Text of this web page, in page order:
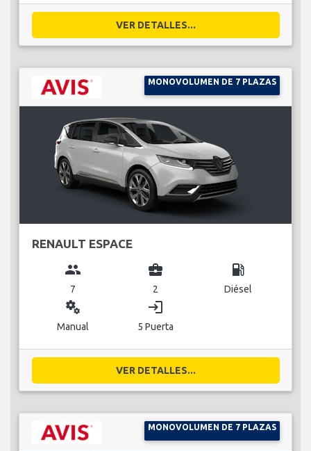
VER DETALLES...
MONOVOLUMEN DE 7 PLAZAS
RENAULT ESPACE
group
7
business_center
2
local_gas_station
Diésel
miscellaneous_services
Manual
login
5 Puerta
VER DETALLES...
MONOVOLUMEN DE 7 PLAZAS